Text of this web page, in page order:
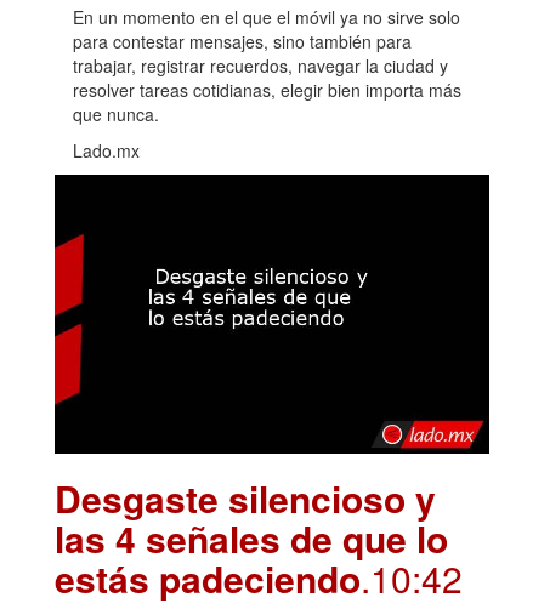
En un momento en el que el móvil ya no sirve solo
para contestar mensajes, sino también para
trabajar, registrar recuerdos, navegar la ciudad y
resolver tareas cotidianas, elegir bien importa más
que nunca.
Lado.mx
Desgaste silencioso y
las 4 señales de que lo
estás padeciendo.10:42